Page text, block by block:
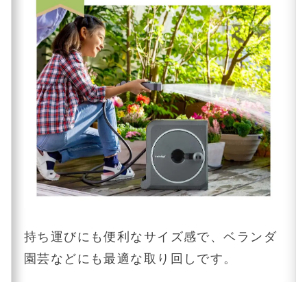
持ち運びにも便利なサイズ感で、ベランダ
園芸などにも最適な取り回しです。